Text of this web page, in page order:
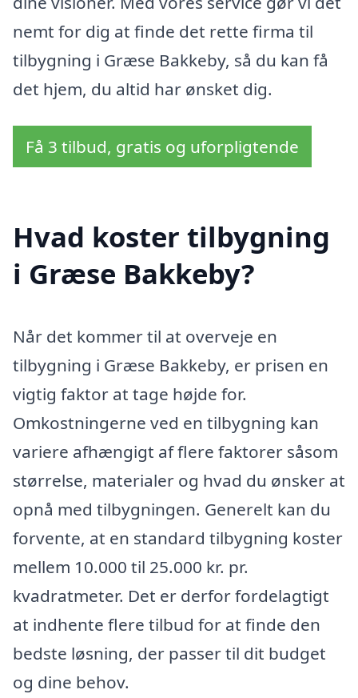
nemt for dig at finde det rette firma til
tilbygning i Græse Bakkeby, så du kan få
det hjem, du altid har ønsket dig.
Få 3 tilbud, gratis og uforpligtende
Hvad koster tilbygning
i Græse Bakkeby?
Når det kommer til at overveje en
tilbygning i Græse Bakkeby, er prisen en
vigtig faktor at tage højde for.
Omkostningerne ved en tilbygning kan
variere afhængigt af flere faktorer såsom
størrelse, materialer og hvad du ønsker at
opnå med tilbygningen. Generelt kan du
forvente, at en standard tilbygning koster
mellem 10.000 til 25.000 kr. pr.
kvadratmeter. Det er derfor fordelagtigt
at indhente flere tilbud for at finde den
bedste løsning, der passer til dit budget
og dine behov.